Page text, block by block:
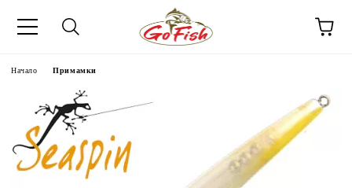
Начало Примамки